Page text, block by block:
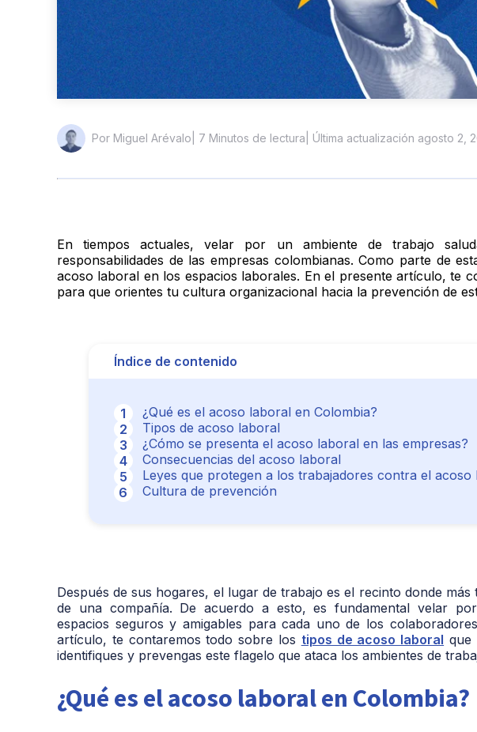
Por Miguel Arévalo | 7 Minutos de lectura | Última actualización agosto 2,
En tiempos actuales, velar por un ambiente de trabajo
responsabilidades de las empresas colombianas. Como parte de
acoso laboral en los espacios laborales. En el presente artículo, te
para que orientes tu cultura organizacional hacia la prevención de
Índice de contenido
¿Qué es el acoso laboral en Colombia?
Tipos de acoso laboral
¿Cómo se presenta el acoso laboral en las empresas?
Consecuencias del acoso laboral
Leyes que protegen a los trabajadores contra el acoso
Cultura de prevención
Después de sus hogares, el lugar de trabajo es el recinto donde
de una compañía. De acuerdo a esto, es fundamental velar
espacios seguros y amigables para cada uno de los
artículo, te contaremos todo sobre los tipos de acoso laboral que
identifiques y prevengas este flagelo que ataca los ambientes de
¿Qué es el acoso laboral en Colombia?